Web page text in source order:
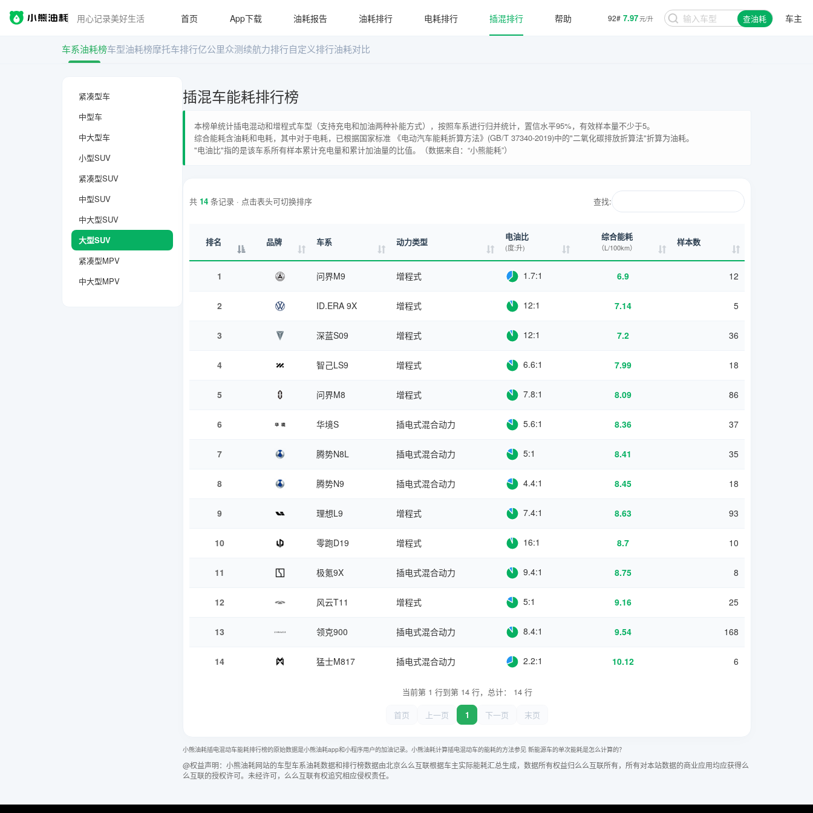
用心记录美好生活 92# 7.97元/升 查油耗 车主
首页 App下载 油耗报告 油耗排行 电耗排行 插混排行 帮助
车系油耗榜车型油耗榜摩托车排行亿公里众测续航力排行自定义排行油耗对比
紧凑型车
中型车
中大型车
小型SUV
紧凑型SUV
中型SUV
中大型SUV
大型SUV
紧凑型MPV
中大型MPV
插混车能耗排行榜
本榜单统计插电混动和增程式车型（支持充电和加油两种补能方式），按照车系进行归并统计，置信水平95%，有效样本量不少于5。
综合能耗含油耗和电耗，其中对于电耗，已根据国家标准 《电动汽车能耗折算方法》(GB/T 37340-2019)中的"二氧化碳排放折算法"折算为油耗。
"电油比"指的是该车系所有样本累计充电量和累计加油量的比值。（数据来自：“小熊能耗”）
共 14 条记录 · 点击表头可切换排序 查找:
排名 品牌 车系 动力类型 电油比
(度:升)
综合能耗
（L/100km） 样本数
1 问界M9 增程式 1.7:1 6.9 12
2 ID.ERA 9X 增程式 12:1 7.14 5
3 深蓝S09 增程式 12:1 7.2 36
4 智己LS9 增程式 6.6:1 7.99 18
5 问界M8 增程式 7.8:1 8.09 86
6 华境S 插电式混合动力 5.6:1 8.36 37
7 腾势N8L 插电式混合动力 5:1 8.41 35
8 腾势N9 插电式混合动力 4.4:1 8.45 18
9 理想L9 增程式 7.4:1 8.63 93
10 零跑D19 增程式 16:1 8.7 10
11 极氪9X 插电式混合动力 9.4:1 8.75 8
12 风云T11 增程式 5:1 9.16 25
13 领克900 插电式混合动力 8.4:1 9.54 168
14 猛士M817 插电式混合动力 2.2:1 10.12 6
当前第 1 行到第 14 行，总计： 14 行
首页
上一页 1 下一页 末页
小熊油耗插电混动车能耗排行榜的原始数据是小熊油耗app和小程序用户的加油记录。小熊油耗计算插电混动车的能耗的方法参见 新能源车的单次能耗是怎么计算的？
@权益声明：小熊油耗网站的车型车系油耗数据和排行榜数据由北京么么互联根据车主实际能耗汇总生成，数据所有权益归么么互联所有，所有对本站数据的商业应用均应获得么
么互联的授权许可。未经许可，么么互联有权追究相应侵权责任。